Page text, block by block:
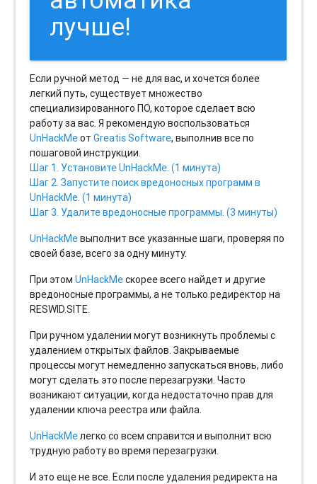
лучше!
Если ручной метод — не для вас, и хочется более
легкий путь, существует множество
специализированного ПО, которое сделает всю
работу за вас. Я рекомендую воспользоваться
UnHackMeотGreatis Software, выполнив все по
пошаговой инструкции.
Шаг 1. Установите UnHackMe. (1 минута)
Шаг 2. Запустите поиск вредоносных программ в
UnHackMe. (1 минута)
Шаг 3. Удалите вредоносные программы. (3 минуты)
UnHackMeвыполнит все указанные шаги, проверяя по
своей базе, всего за одну минуту.
При этомUnHackMeскорее всего найдет и другие
вредоносные программы, а не только редиректор на
RESWID.SITE.
При ручном удалении могут возникнуть проблемы с
удалением открытых файлов. Закрываемые
процессы могут немедленно запускаться вновь, либо
могут сделать это после перезагрузки. Часто
возникают ситуации, когда недостаточно прав для
удалении ключа реестра или файла.
UnHackMeлегко со всем справится и выполнит всю
трудную работу во время перезагрузки.
И это еще не все. Если после удаления редиректа на